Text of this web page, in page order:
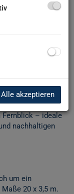
kassieren!
zu
seine Größe, die
Fernblick – ideale
nachhaltigen
um ein
20 x 3,5 m.
Alle akzeptieren